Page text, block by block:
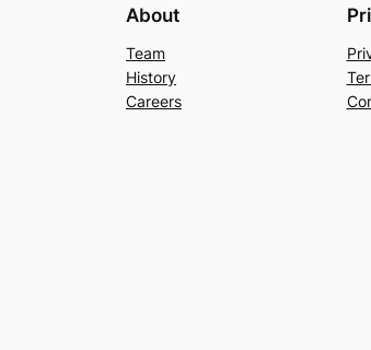
About
Team
History
Careers